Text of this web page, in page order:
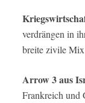
verdrängen in
breite zivile
Arrow 3 aus
Frankreich und